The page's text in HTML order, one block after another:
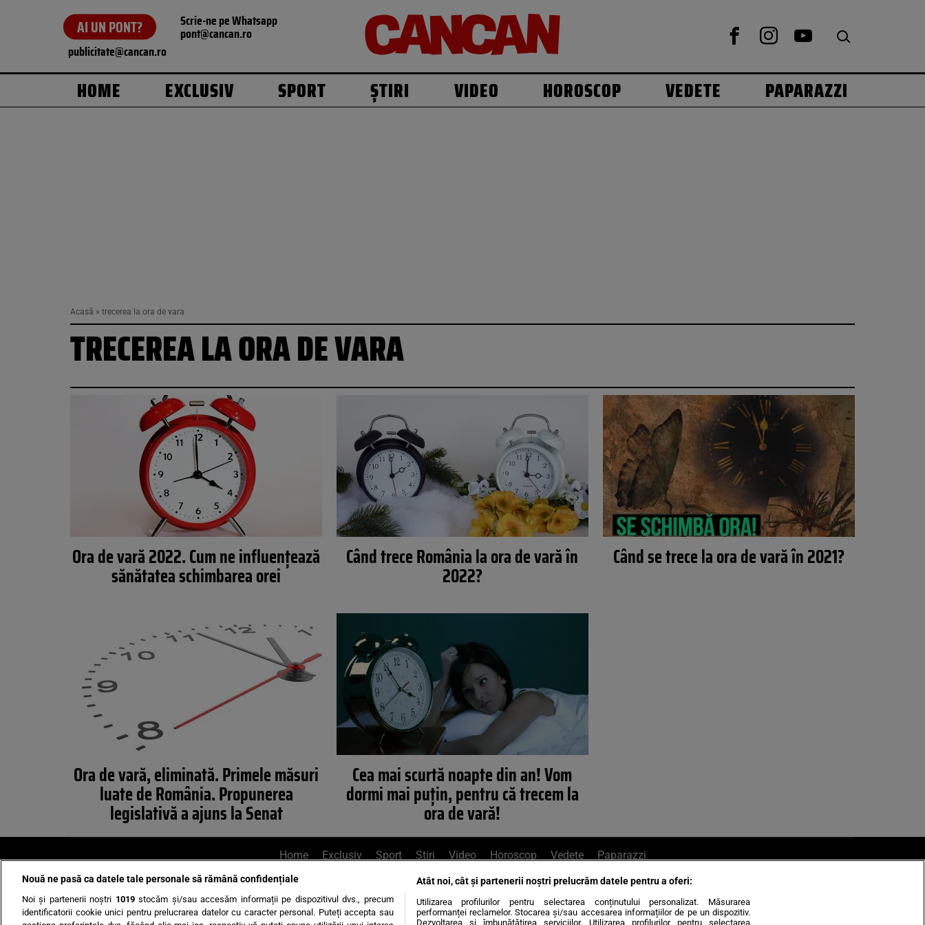
AI UN PONT? Scrie-ne pe Whatsapp
pont@cancan.ro
publicitate@cancan.ro
HOME EXCLUSIV SPORT ȘTIRI VIDEO HOROSCOP VEDETE PAPARAZZI
Acasă » trecerea la ora de vara
TRECEREA LA ORA DE VARA
Ora de vară 2022. Cum ne influențează
sănătatea schimbarea orei
Când trece România la ora de vară în
2022?
Când se trece la ora de vară în 2021?
Ora de vară, eliminată. Primele măsuri
luate de România. Propunerea
legislativă a ajuns la Senat
Cea mai scurtă noapte din an! Vom
dormi mai puţin, pentru că trecem la
ora de vară!
Home Exclusiv Sport Știri Video Horoscop Vedete Paparazzi
AI UN PONT? Scrie-ne pe Whatsapp, sună la 0741226226 sau trimite mail la pont@cancan.ro
Nouă ne pasă ca datele tale personale să rămână confidențiale
Noi și partenerii noștri 1019stocăm și/sau accesăm informații pe dispozitivul dvs., precum
identificatorii cookie unici pentru prelucrarea datelor cu caracter personal. Puteți accepta sau
Atât noi, cât și partenerii noștri prelucrăm datele pentru a oferi:
Utilizarea profilurilor pentru selectarea conținutului personalizat. Măsurarea
performanței reclamelor. Stocarea și/sau accesarea informațiilor de pe un dispozitiv.
Dezvoltarea și îmbunătățirea serviciilor. Utilizarea profilurilor pentru selectarea